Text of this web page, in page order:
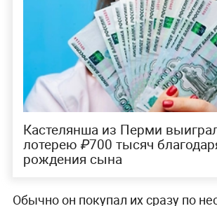
Кастелянша из Перми
лотерею ₽700 тысяч
рождения сына
Обычно он покупал их сразу по